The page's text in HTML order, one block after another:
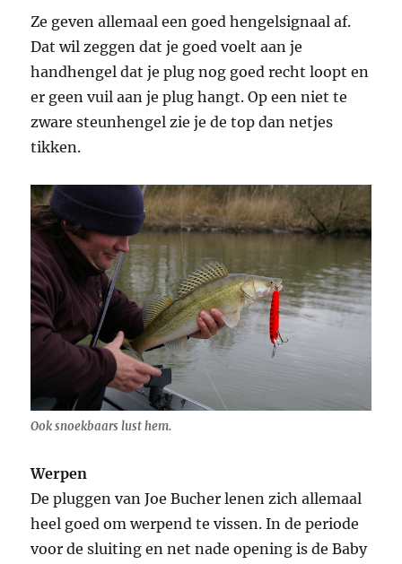
Ze geven allemaal een goed hengelsignaal af.
Dat wil zeggen dat je goed voelt aan je
handhengel dat je plug nog goed recht loopt en
er geen vuil aan je plug hangt. Op een niet te
zware steunhengel zie je de top dan netjes
tikken.
Ook snoekbaars lust hem.
Werpen
De pluggen van Joe Bucher lenen zich allemaal
heel goed om werpend te vissen. In de periode
voor de sluiting en net nade opening is de Baby